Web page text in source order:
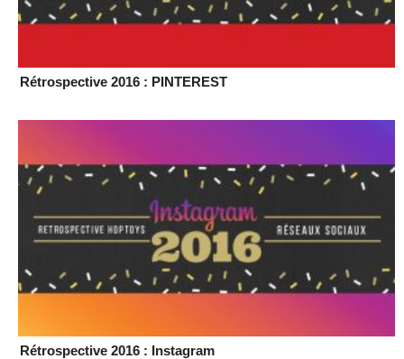
Rétrospective 2016 : PINTEREST
Rétrospective 2016 : Instagram